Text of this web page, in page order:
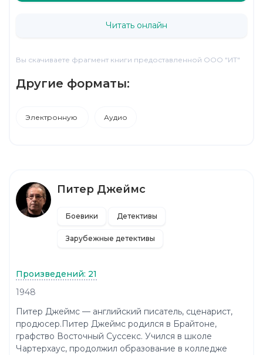
Читать онлайн
Вы скачиваете фрагмент книги предоставленной ООО "ИТ"
Другие форматы:
Электронную Аудио
Питер Джеймс
Боевики Детективы
Зарубежные детективы
Произведений: 21
1948
Питер Джеймс — английский писатель, сценарист,
продюсер.Питер Джеймс родился в Брайтоне,
графство Восточный Суссекс. Учился в школе
Чартерхаус, продолжил образование в колледже